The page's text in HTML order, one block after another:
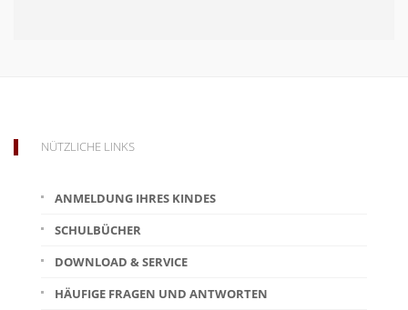
NÜTZLICHE LINKS
ANMELDUNG IHRES KINDES
SCHULBÜCHER
DOWNLOAD & SERVICE
HÄUFIGE FRAGEN UND ANTWORTEN